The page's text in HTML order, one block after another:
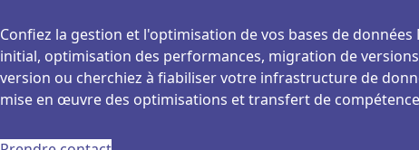
Confiez la gestion et l'optimisation de vos bases de
initial, optimisation des performances, migration de
version ou cherchiez à fiabiliser votre infrastructure de
mise en œuvre des optimisations et transfert de